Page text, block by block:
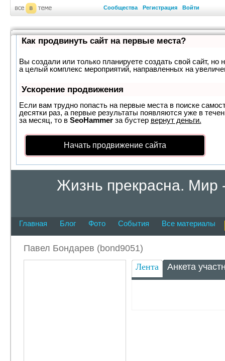
Сообщества Регистрация Войти
Как продвинуть сайт на первые места?
Вы создали или только планируете создать свой сайт, но
а целый комплекс мероприятий, направленных на
Ускорение продвижения
Если вам трудно попасть на первые места в поиске
десятки раз, а первые результаты появляются уже в
за месяц, то в SeoHammerза бустер вернут деньги.
Начать продвижение сайта
Жизнь прекрасна. Мир
Главная Блог Фото События Все материалы
Павел Бондарев (bond9051)
Лента
Анкета